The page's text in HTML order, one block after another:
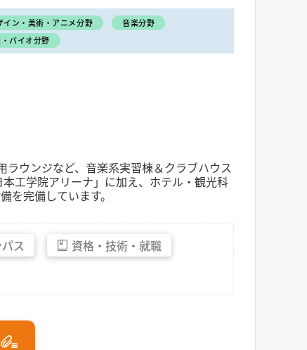
イン・美術・アニメ分野
音楽分野
バイオ分野
ウンジなど、音楽系実習棟＆クラブハウス
工学院アリーナ」に加え、ホテル・観光科
を完備しています。
ス 資格・ 技術・ 就職